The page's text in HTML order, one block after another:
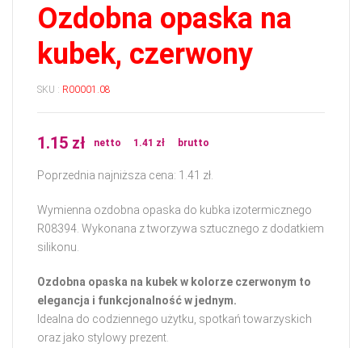
Ozdobna opaska na
kubek, czerwony
SKU : R00001.08
1.15 zł netto 1.41 zł brutto
Poprzednia najniższa cena: 1.41 zł
Wymienna ozdobna opaska do kubka izotermicznego
R08394. Wykonana z tworzywa sztucznego z dodatkiem
silikonu.
Ozdobna opaska na kubek w kolorze czerwonym to
elegancja i funkcjonalność w jednym.
Idealna do codziennego użytku, spotkań towarzyskich
oraz jako stylowy prezent.